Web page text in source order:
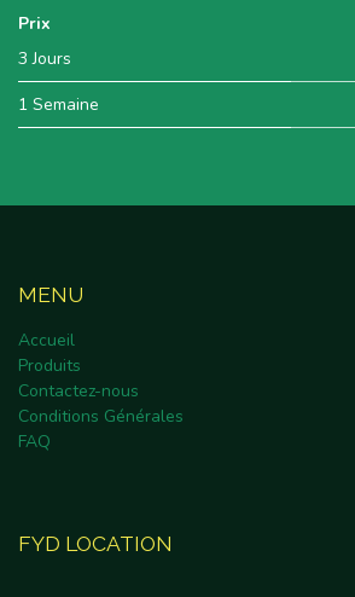
Prix
3 Jours
1 Semaine
MENU
Accueil
Produits
Contactez-nous
Conditions Générales
FAQ
FYD LOCATION